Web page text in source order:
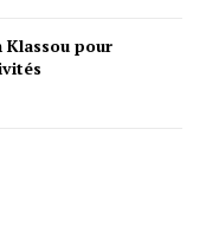
Klassou pour